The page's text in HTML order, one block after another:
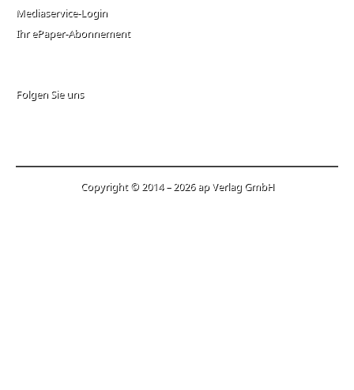
Mediaservice-Login
Ihr ePaper-Abonnement
Folgen Sie uns
Copyright © 2014 – 2026 ap Verlag GmbH